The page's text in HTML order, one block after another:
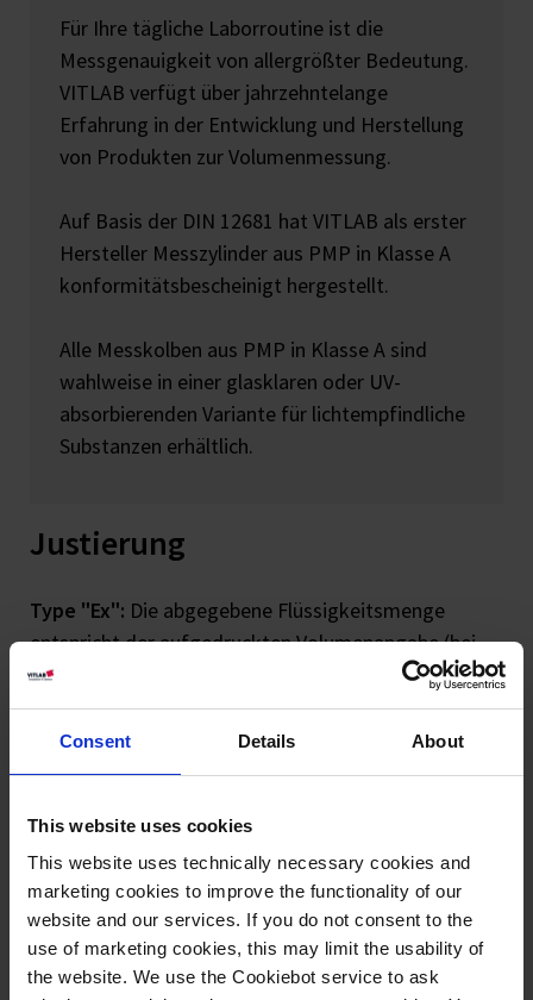
Consent Details About
This website uses cookies
This website uses technically necessary cookies and
marketing cookies to improve the functionality of our
website and our services. If you do not consent to the
use of marketing cookies, this may limit the usability of
the website. We use the Cookiebot service to ask
Für Ihre tägliche Laborroutine ist die
Messgenauigkeit von allergrößter Bedeutung.
VITLAB verfügt über jahrzehntelange
Erfahrung in der Entwicklung und Herstellung
von Produkten zur Volumenmessung.
Auf Basis der DIN 12681 hat VITLAB als erster
Hersteller Messzylinder aus PMP in Klasse A
konformitätsbescheinigt hergestellt.
Alle Messkolben aus PMP in Klasse A sind
wahlweise in einer glasklaren oder UV-
absorbierenden Variante für lichtempfindliche
Substanzen erhältlich.
Justierung
Type "Ex": Die abgegebene Flüssigkeitsmenge
entspricht der aufgedruckten Volumenangabe (bei
Pipetten und Büretten).
Type "In":Die aufgenommene Flüssigkeitsmenge
entspricht der aufgedruckten Volumenangabe (bei
VITLAB justiert jeden einzelnen Messkolben
individuell auf Einguss (In) bei einer
Bezugstemperatur von 20 °C. Aufgrund der
hydrophoben Eigenschaften des Materials entspricht